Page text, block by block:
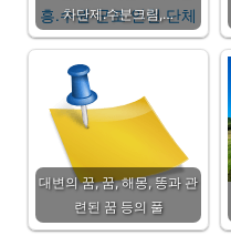
차단제.수분크림,…
대변의 꿈, 꿈, 해몽, 똥과 관
련된 꿈 등의 풀